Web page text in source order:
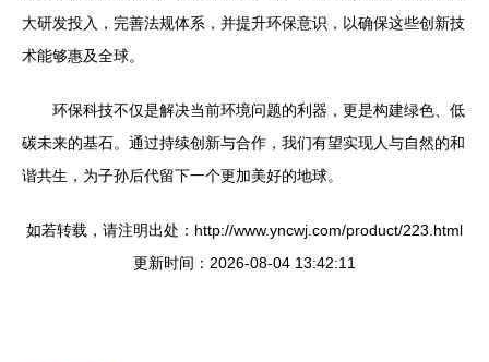
大研发投入，完善法规体系，并提升环保意识，以确保这些创新技
术能够惠及全球。
环保科技不仅是解决当前环境问题的利器，更是构建绿色、低
碳未来的基石。通过持续创新与合作，我们有望实现人与自然的和
谐共生，为子孙后代留下一个更加美好的地球。
如若转载，请注明出处：http://www.yncwj.com/product/223.html
更新时间：2026-08-04 13:42:11